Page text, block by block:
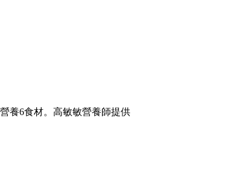
養6食材。高敏敏營養師提供